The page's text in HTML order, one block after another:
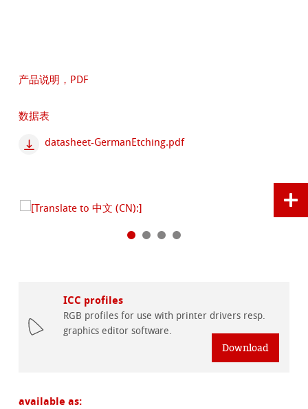
产品说明，PDF
数据表
datasheet-GermanEtching.pdf
ICC profiles
RGB profiles for use with printer drivers resp.
graphics editor software.
Download
available as: